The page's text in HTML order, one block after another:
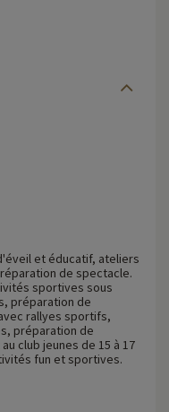
et éducatif, ateliers
de spectacle.
sportives sous
préparation de
rallyes sportifs,
préparation de
club jeunes de 15 à 17
fun et sportives.